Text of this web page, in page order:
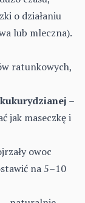
o działaniu
lub mleczna).
ratunkowych,
–
jak maseczkę i
owoc
na 5–10